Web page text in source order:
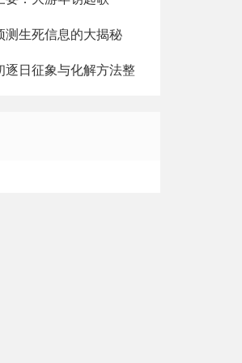
测生死信息的大揭秘
逐日征象与化解方法整